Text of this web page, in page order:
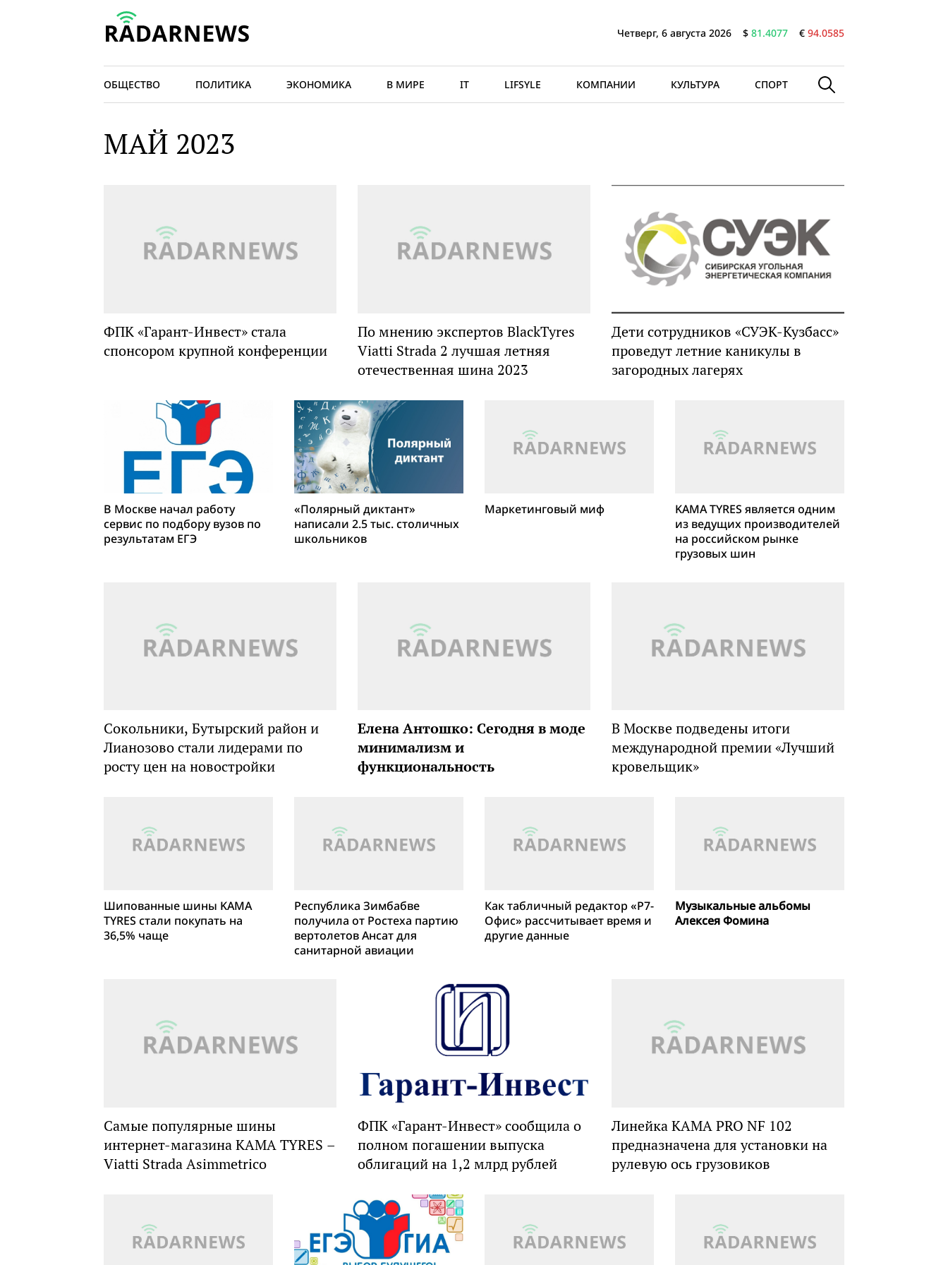
Четверг, 6 августа 2026 $ 81.4077 € 94.0585
ОБЩЕСТВО ПОЛИТИКА ЭКОНОМИКА В МИРЕ IT LIFSYLE КОМПАНИИ КУЛЬТУРА СПОРТ
МАЙ 2023
ФПК «Гарант-Инвест» стала
спонсором крупной конференции
По мнению экспертов BlackTyres
Viatti Strada 2 лучшая летняя
отечественная шина 2023
Дети сотрудников «СУЭК-Кузбасс»
проведут летние каникулы в
загородных лагерях
В Москве начал работу
сервис по подбору вузов по
результатам ЕГЭ
«Полярный диктант»
написали 2.5 тыс. столичных
школьников
Маркетинговый миф
KAMA TYRES является одним
из ведущих производителей
на российском рынке
грузовых шин
Сокольники, Бутырский район и
Лианозово стали лидерами по
росту цен на новостройки
Елена Антошко: Сегодня в моде
минимализм и
функциональность
В Москве подведены итоги
международной премии «Лучший
кровельщик»
Шипованные шины KAMA
TYRES стали покупать на
36,5% чаще
Республика Зимбабве
получила от Ростеха партию
вертолетов Ансат для
санитарной авиации
Как табличный редактор «Р7-
Офис» рассчитывает время и
другие данные
Музыкальные альбомы
Алексея Фомина
Самые популярные шины
интернет-магазина KAMA TYRES –
Viatti Strada Asimmetrico
ФПК «Гарант-Инвест» сообщила о
полном погашении выпуска
облигаций на 1,2 млрд рублей
Линейка KAMA PRO NF 102
предназначена для установки на
рулевую ось грузовиков